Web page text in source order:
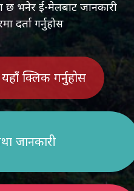
छ भनेर ई-मेलबाट जानकारी
दर्ता गर्नुहोस
यहाँ क्लिक गर्नुहोस
जानकारी